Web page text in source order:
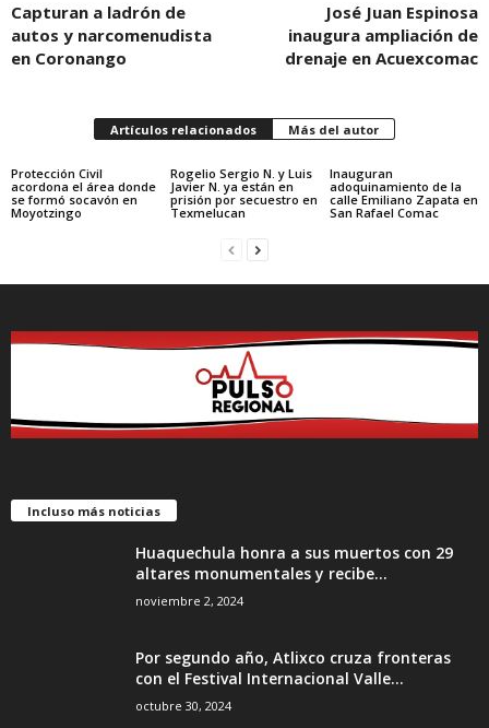
Capturan a ladrón de
autos y narcomenudista
en Coronango
José Juan Espinosa
inaugura ampliación de
drenaje en Acuexcomac
Artículos relacionados Más del autor
Protección Civil
acordona el área donde
se formó socavón en
Moyotzingo
Rogelio Sergio N. y Luis
Javier N. ya están en
prisión por secuestro en
Texmelucan
Inauguran
adoquinamiento de la
calle Emiliano Zapata en
San Rafael Comac
Incluso más noticias
Huaquechula honra a sus muertos con 29
altares monumentales y recibe...
noviembre 2, 2024
Por segundo año, Atlixco cruza fronteras
con el Festival Internacional Valle...
octubre 30, 2024